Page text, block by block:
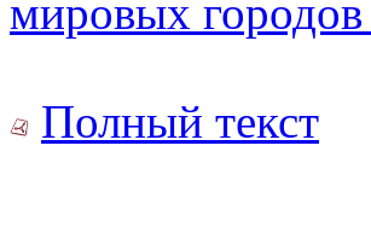
мировых
Полный текст